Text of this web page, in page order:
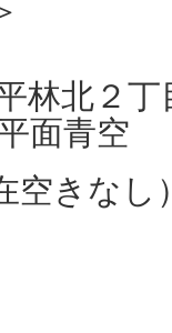
林北２
面青空
きな し